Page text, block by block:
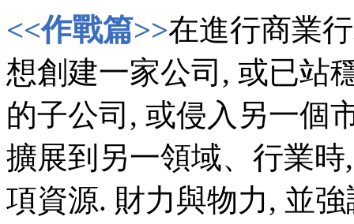
<<作戰篇>>在進行商業
想創建一家公司, 或已站
的子公司, 或侵入另一個
擴展到另一領域、行業
項資源. 財力與物力, 並